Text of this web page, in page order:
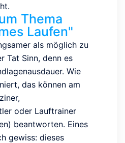
Thema
Laufen"
als möglich zu
Tat Sinn, denn es
Wie
das können am
oder Lauftrainer
beantworten. Eines
gewiss: dieses